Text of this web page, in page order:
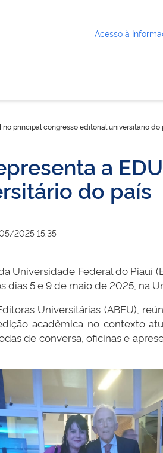
Acesso à
no principal congresso editorial universitário do
a
do país
2025 15:35
Universidade Federal do Piauí
5 e 9 de maio de 2025, na
Universitárias (ABEU),
acadêmica no contexto
de conversa, oficinas e